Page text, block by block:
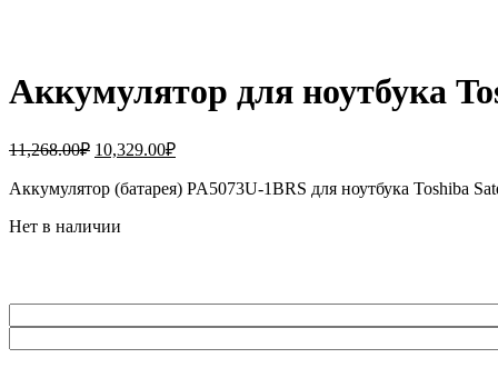
Аккумулятор для ноутбука
11,268.00₽ Первоначальная
составляла
10,329.00₽Текущая
10,329.00₽.
Аккумулятор (батарея) PA5073U-1BRS для ноутбука Toshiba
Нет в наличии